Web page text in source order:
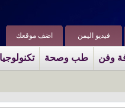
اضف موقعك فيديو اليمن
وفن طب وصحة تكنولوجيا